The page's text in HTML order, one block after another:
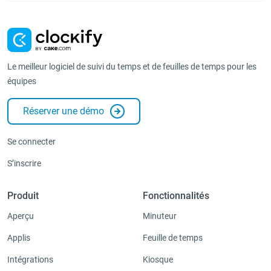
Le meilleur logiciel de suivi du temps et de feuilles de temps pour les
équipes
Réserver une démo
Se connecter
S’inscrire
Produit
Aperçu
Applis
Intégrations
Fonctionnalités
Minuteur
Feuille de temps
Kiosque